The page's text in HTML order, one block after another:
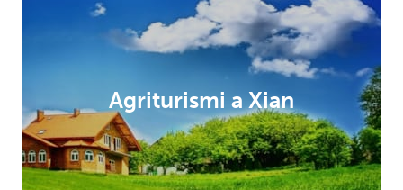
Agriturismi a Xian